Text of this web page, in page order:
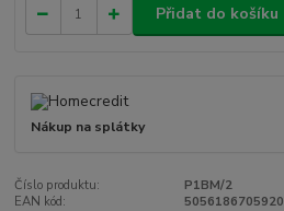
Přidat do košíku
Nákup na splátky
Číslo produktu:
P1BM/2
EAN kód:
5056186705920